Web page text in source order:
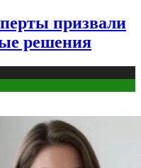
призвали
решения